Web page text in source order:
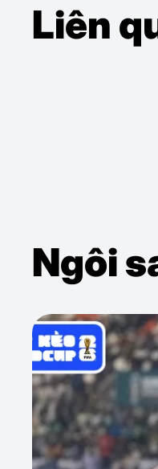
Liên
Ngôi